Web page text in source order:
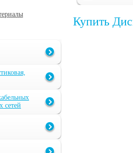
сетей
Купить